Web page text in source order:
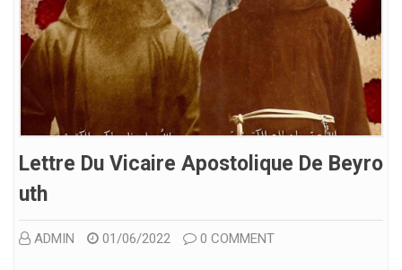
Lettre Du Vicaire Apostolique De Beyro
Uth
ADMIN 01/06/2022 0 COMMENT